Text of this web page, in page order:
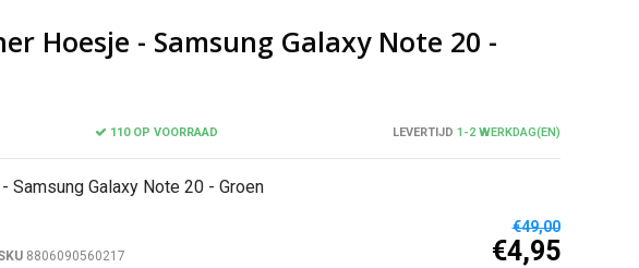
Hoesje - Samsung Galaxy Note 20 -
110 OP VOORRAAD LEVERTIJD 1-2 WERKDAG(EN)
Samsung Galaxy Note 20 - Groen
8806090560217
€49,00
€4,95